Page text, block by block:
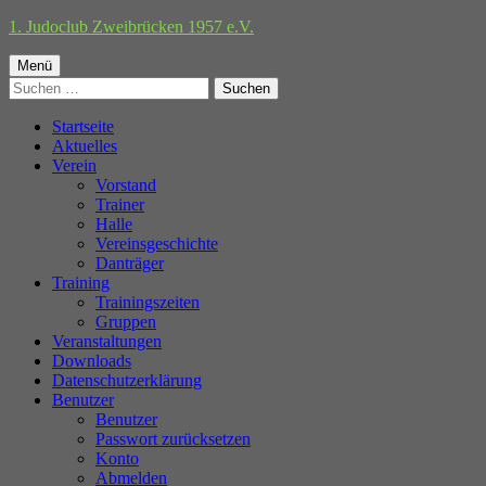
Springe
Inhalt
1. Judoclub Zweibrücken 1957 e.V.
Primäres
Menü
Menü
Suchen
nach:
Startseite
Aktuelles
Verein
Vorstand
Trainer
Halle
Vereinsgeschichte
Danträger
Training
Trainingszeiten
Gruppen
Veranstaltungen
Downloads
Datenschutzerklärung
Benutzer
Benutzer
Passwort zurücksetzen
Konto
Abmelden